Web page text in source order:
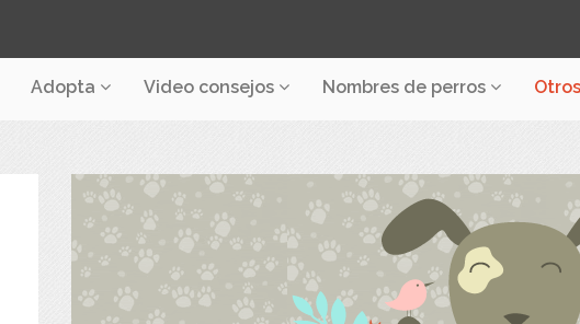
Adopta Video consejos Nombres de perros